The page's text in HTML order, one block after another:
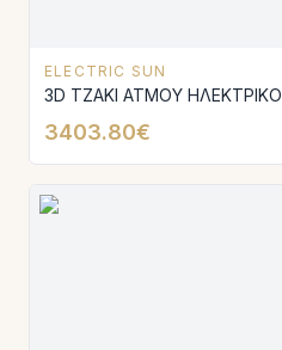
ELECTRIC SUN
3D ΤΖΑΚΙ ΑΤΜΟΥ ΗΛΕΚΤΡΙΚΟ
3403.80€